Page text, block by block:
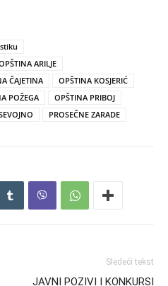
ARILJE
ČAJETINA
OPŠTINA KOSJERIĆ
POŽEGA
OPŠTINA PRIBOJ
PROSEČNE ZARADE
Sledeći tekst
JAVNI POZIVI I KONKURSI